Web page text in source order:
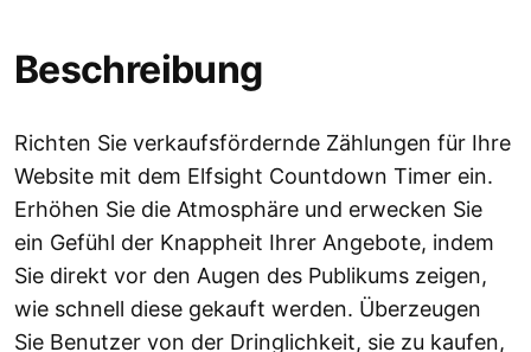
Beschreibung
Richten Sie verkaufsfördernde Zählungen für Ihre
Website mit dem Elfsight Countdown Timer ein.
Erhöhen Sie die Atmosphäre und erwecken Sie
ein Gefühl der Knappheit Ihrer Angebote, indem
Sie direkt vor den Augen des Publikums zeigen,
wie schnell diese gekauft werden. Überzeugen
Sie Benutzer von der Dringlichkeit, sie zu kaufen,